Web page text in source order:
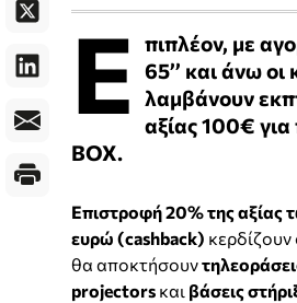
Ε πιπλέον, με
65’’ και άνω
λαμβάνουν
αξίας 100€
BOX.
Επιστροφή 20% της αξίας
ευρώ (cashback)
θα αποκτήσουν
projectors και βάσεις